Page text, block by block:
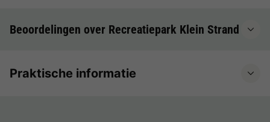
Beoordelingen over Recreatiepark Klein Strand
Praktische informatie